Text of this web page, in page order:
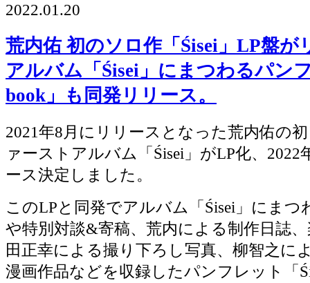
2022.01.20
荒内佑 初のソロ作「Śisei」LP盤が
アルバム「Śisei」にまつわるパン
book」も同発リリース。
2021年8月にリリースとなった荒内佑の
ァーストアルバム「Śisei」がLP化、2022
ース決定しました。
このLPと同発でアルバム「Śisei」にまつ
や特別対談&寄稿、荒内による制作日誌
田正幸による撮り下ろし写真、柳智之に
漫画作品などを収録したパンフレット「